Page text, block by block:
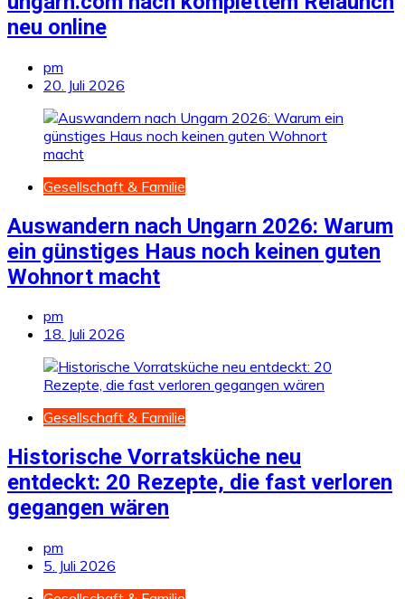
neu online
pm
20. Juli 2026
Gesellschaft & Familie
Auswandern nach Ungarn 2026: Warum
ein günstiges Haus noch keinen guten
Wohnort macht
pm
18. Juli 2026
Gesellschaft & Familie
Historische Vorratsküche neu
entdeckt: 20 Rezepte, die fast verloren
gegangen wären
pm
5. Juli 2026